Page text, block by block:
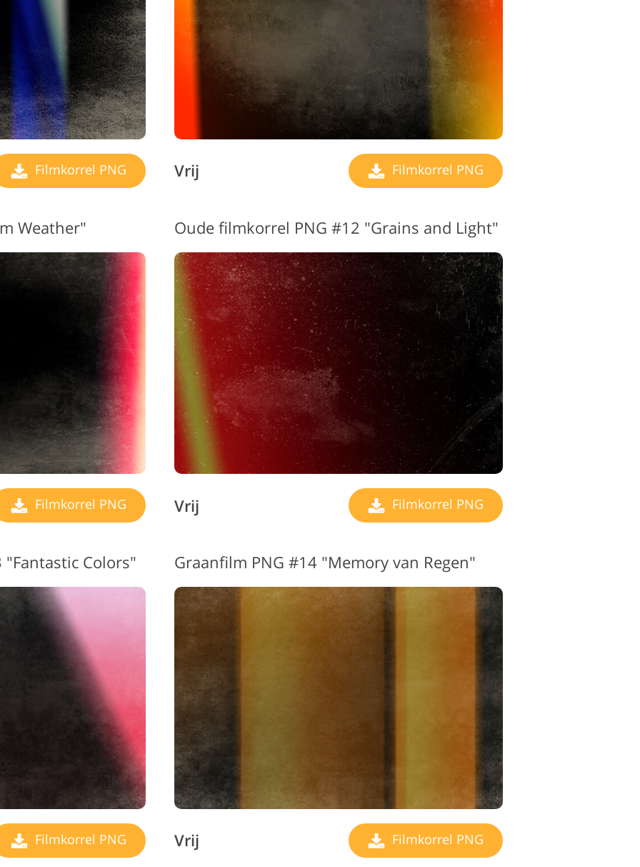
Filmkorrel PNG Vrij Filmkorrel PNG
Weather"
Filmkorrel PNG
Oude filmkorrel PNG #12 "Grains and Light"
Vrij Filmkorrel PNG
Colors"
Filmkorrel PNG
Graanfilm PNG #14 "Memory van Regen"
Vrij Filmkorrel PNG